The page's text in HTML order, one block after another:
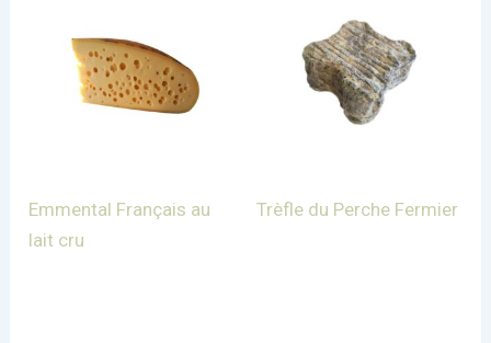
Emmental Français au
lait cru
Trèfle du Perche Fermier